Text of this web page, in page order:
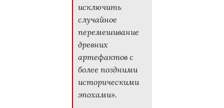
исключить
случайное
перемешивание
древних
артефактов с
более поздними
историческими
эпохами».